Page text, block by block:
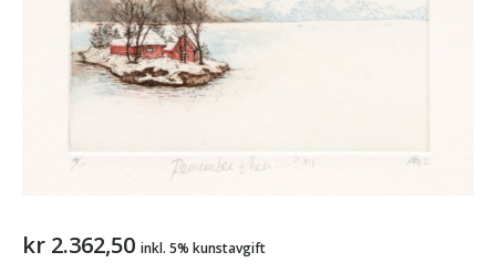
kr 2.362,50 inkl. 5% kunstavgift